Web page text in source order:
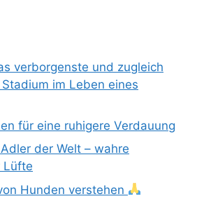
verborgenste und zugleich
im Leben eines
für eine ruhigere Verdauung
der Welt – wahre
Lüfte
Hunden verstehen